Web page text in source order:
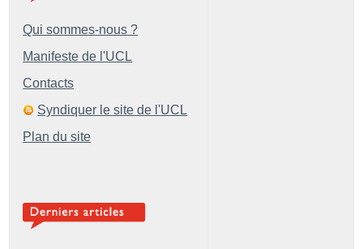
Qui sommes-nous ?
Manifeste de l'UCL
Contacts
Syndiquer le site de l'UCL
Plan du site